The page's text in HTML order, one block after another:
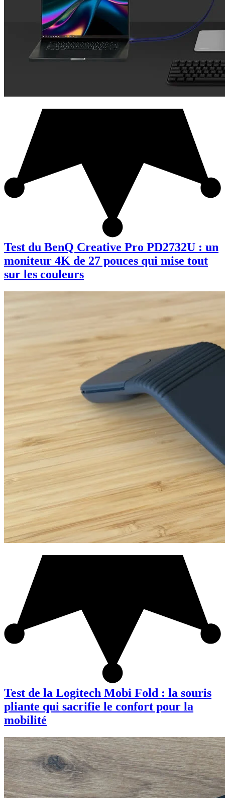
Test du BenQ Creative Pro PD2732U : un
moniteur 4K de 27 pouces qui mise tout
sur les couleurs
Test de la Logitech Mobi Fold : la souris
pliante qui sacrifie le confort pour la
mobilité